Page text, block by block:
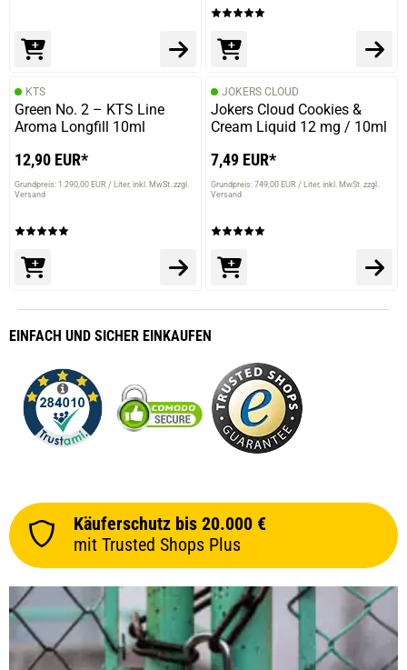
KTS
Green No. 2 – KTS Line
Aroma Longfill 10ml
12,90 EUR*
Grundpreis: 1.290,00 EUR / Liter inkl. MwSt. zzgl.
Versand
JOKERS CLOUD
Jokers Cloud Cookies &
Cream Liquid 12 mg / 10ml
7,49 EUR*
Grundpreis: 749,00 EUR / Liter inkl. MwSt. zzgl.
Versand
EINFACH UND SICHER EINKAUFEN
Käuferschutz bis 20.000 €
mit Trusted Shops Plus